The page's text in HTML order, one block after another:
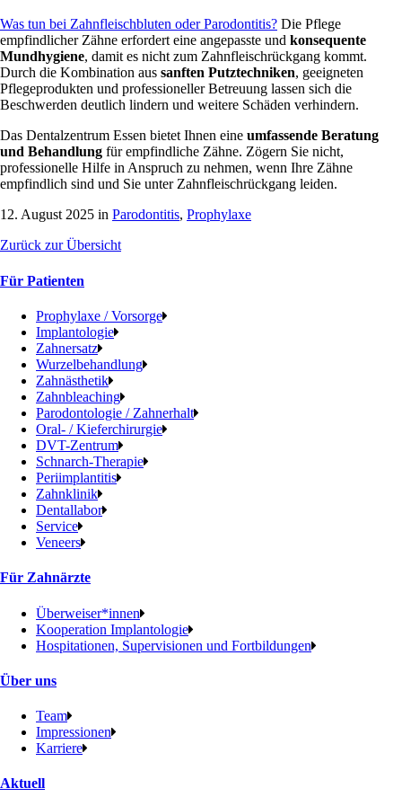
Was tun bei Zahnfleischbluten oder Parodontitis? Die Pflege
empfindlicher Zähne erfordert eine angepasste und konsequente
Mundhygiene, damit es nicht zum Zahnfleischrückgang kommt.
Durch die Kombination aus sanften Putztechniken, geeigneten
Pflegeprodukten und professioneller Betreuung lassen sich die
Beschwerden deutlich lindern und weitere Schäden verhindern.
Das Dentalzentrum Essen bietet Ihnen eine umfassende Beratung
und Behandlung für empfindliche Zähne. Zögern Sie nicht,
professionelle Hilfe in Anspruch zu nehmen, wenn Ihre Zähne
empfindlich sind und Sie unter Zahnfleischrückgang leiden.
12. August 2025 in Parodontitis, Prophylaxe
Zurück zur Übersicht
Für Patienten
Prophylaxe / Vorsorge
Implantologie
Zahnersatz
Wurzelbehandlung
Zahnästhetik
Zahnbleaching
Parodontologie / Zahnerhalt
Oral- / Kieferchirurgie
DVT-Zentrum
Schnarch-Therapie
Periimplantitis
Zahnklinik
Dentallabor
Service
Veneers
Für Zahnärzte
Überweiser*innen
Kooperation Implantologie
Hospitationen, Supervisionen und Fortbildungen
Über uns
Team
Impressionen
Karriere
Aktuell